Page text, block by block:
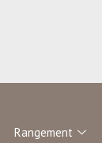
Rangement